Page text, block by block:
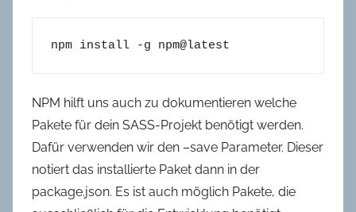
npm install -g npm@latest
NPM hilft uns auch zu dokumentieren welche
Pakete für dein SASS-Projekt benötigt werden.
Dafür verwenden wir den –save Parameter. Dieser
notiert das installierte Paket dann in der
package.json. Es ist auch möglich Pakete, die